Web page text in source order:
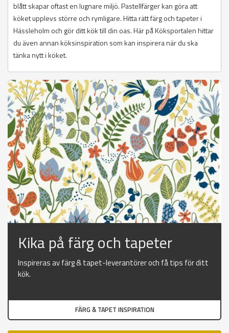
blått skapar oftast en lugnare miljö. Pastellfärger kan göra att
köket upplevs större och rymligare. Hitta rätt färg och tapeter i
Hässleholm och gör ditt kök till din oas. Här på Köksportalen hittar
du även annan köksinspiration som kan inspirera när du ska
tänka nytt i köket.
Kika på färg och tapeter
Inspireras av färg & tapet-leverantörer och få tips för ditt
kök.
FÄRG & TAPET INSPIRATION